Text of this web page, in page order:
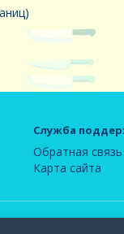
Служба
Обратная связь
Карта сайта